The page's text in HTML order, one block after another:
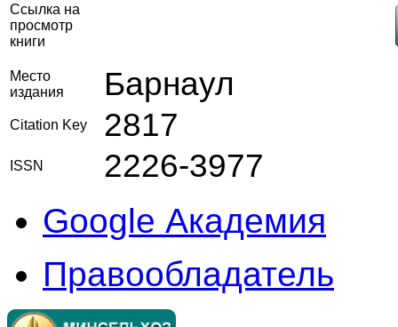
Ссылка на
просмотр
книги
Место
издания
Барнаул
Citation Key 2817
ISSN 2226-3977
Google Академия
Правообладатель